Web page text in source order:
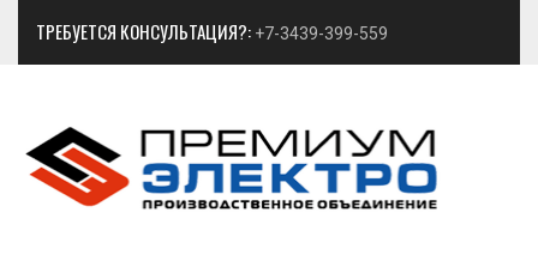
ТРЕБУЕТСЯ КОНСУЛЬТАЦИЯ?: +7-3439-399-559